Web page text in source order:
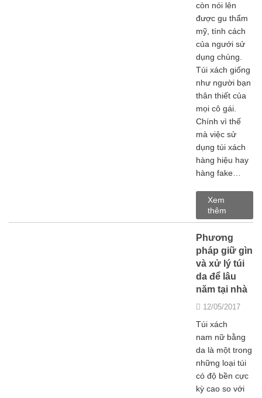
còn nói lên
được gu thẩm
mỹ, tính cách
của ngưới sử
dụng chúng.
Túi xách giống
như người bạn
thân thiết của
mọi cô gái.
Chính vì thế
mà việc sử
dụng túi xách
hàng hiệu hay
hàng fake…
Xem
thêm
Phương
pháp giữ gìn
và xử lý túi
da để lâu
năm tại nhà
12/05/2017
Túi xách
nam nữ bằng
da là một trong
những loại túi
có độ bền cực
kỳ cao so với